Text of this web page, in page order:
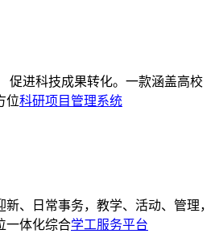
促进科技成果转化。一款涵盖高校
位科研项目管理系统
新、日常事务，教学、活动、管理，
一体化综合学工服务平台